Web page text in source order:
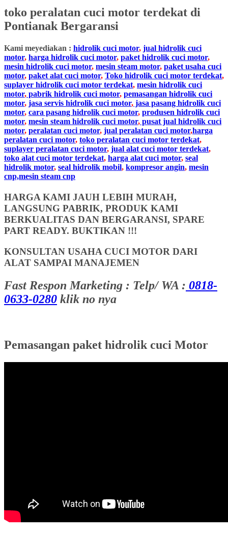
toko peralatan cuci motor terdekat di
Pontianak Bergaransi
Kami meyediakan : hidrolik cuci motor, jual hidrolik cuci
motor, harga hidrolik cuci motor, paket hidrolik cuci motor,
mesin hidrolik cuci motor, mesin steam motor, paket usaha cuci
motor, paket alat cuci motor, Toko hidrolik cuci motor terdekat,
suplayer hidrolik cuci motor terdekat, mesin hidrolik cuci
motor, pabrik hidrolik cuci motor, pemasangan hidrolik cuci
motor, jasa servis hidrolik cuci motor, jasa pasang hidrolik cuci
motor, cara pasang hidrolik cuci motor, produsen hidrolik cuci
motor, mesin steam hidrolik cuci motor, pusat jual hidrolik cuci
motor, peralatan cuci motor, jual peralatan cuci motor,harga
peralatan cuci motor, toko peralatan cuci motor terdekat,
suplayer peralatan cuci motor, jual alat cuci motor terdekat,
toko alat cuci motor terdekat, harga alat cuci motor, seal
hidrolik motor, seal hidrolik mobil, kompresor angin, mesin
cnp,mesin steam cnp
HARGA KAMI JAUH LEBIH MURAH,
LANGSUNG PABRIK, PRODUK KAMI
BERKUALITAS DAN BERGARANSI, SPARE
PART READY. BUKTIKAN !!!
KONSULTAN USAHA CUCI MOTOR DARI
ALAT SAMPAI MANAJEMEN
Fast Respon Marketing : Telp/ WA : 0818-
0633-0280 klik no nya
Pemasangan paket hidrolik cuci Motor